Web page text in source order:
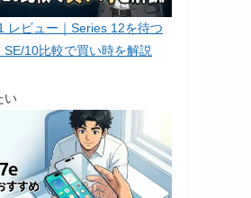
レビュー｜Series 12を待つ
10比較で買い時を解説
い